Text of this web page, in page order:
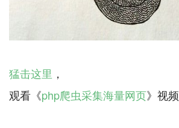
猛击这里 ，
观看《php爬虫采集海量网页》视频